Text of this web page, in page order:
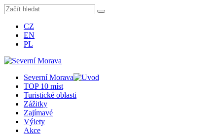
CZ
EN
PL
Severní Morava
TOP 10 míst
Turistické oblasti
Zážitky
Zajímavé
Výlety
Akce